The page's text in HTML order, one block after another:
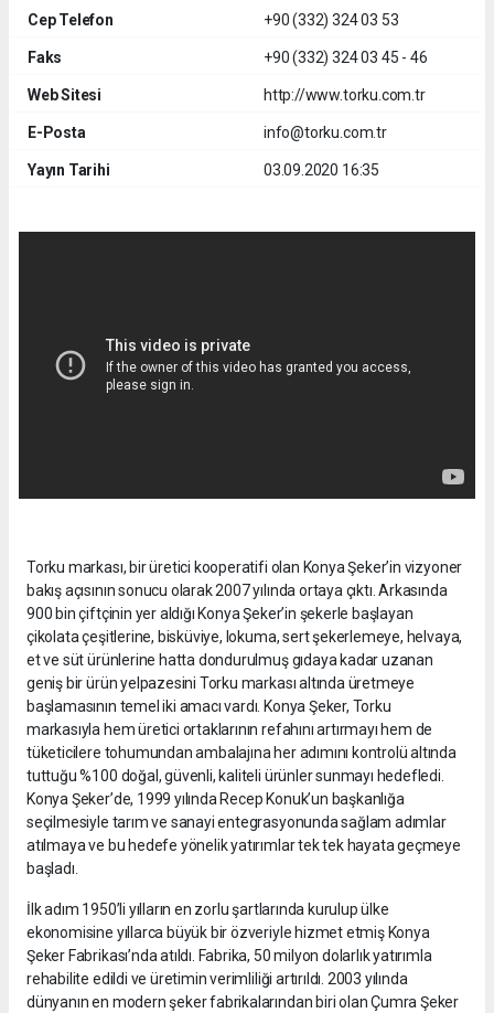
Cep Telefon +90 (332) 324 03 53
Faks +90 (332) 324 03 45 - 46
Web Sitesi http://www.torku.com.tr
E-Posta info@torku.com.tr
Yayın Tarihi 03.09.2020 16:35
Torku markası, bir üretici kooperatifi olan Konya Şeker’in vizyoner
bakış açısının sonucu olarak 2007 yılında ortaya çıktı. Arkasında
900 bin çiftçinin yer aldığı Konya Şeker’in şekerle başlayan
çikolata çeşitlerine, bisküviye, lokuma, sert şekerlemeye, helvaya,
et ve süt ürünlerine hatta dondurulmuş gıdaya kadar uzanan
geniş bir ürün yelpazesini Torku markası altında üretmeye
başlamasının temel iki amacı vardı. Konya Şeker, Torku
markasıyla hem üretici ortaklarının refahını artırmayı hem de
tüketicilere tohumundan ambalajına her adımını kontrolü altında
tuttuğu %100 doğal, güvenli, kaliteli ürünler sunmayı hedefledi.
Konya Şeker’de, 1999 yılında Recep Konuk’un başkanlığa
seçilmesiyle tarım ve sanayi entegrasyonunda sağlam adımlar
atılmaya ve bu hedefe yönelik yatırımlar tek tek hayata geçmeye
başladı.
İlk adım 1950’li yılların en zorlu şartlarında kurulup ülke
ekonomisine yıllarca büyük bir özveriyle hizmet etmiş Konya
Şeker Fabrikası’nda atıldı. Fabrika, 50 milyon dolarlık yatırımla
rehabilite edildi ve üretimin verimliliği artırıldı. 2003 yılında
dünyanın en modern şeker fabrikalarından biri olan Çumra Şeker